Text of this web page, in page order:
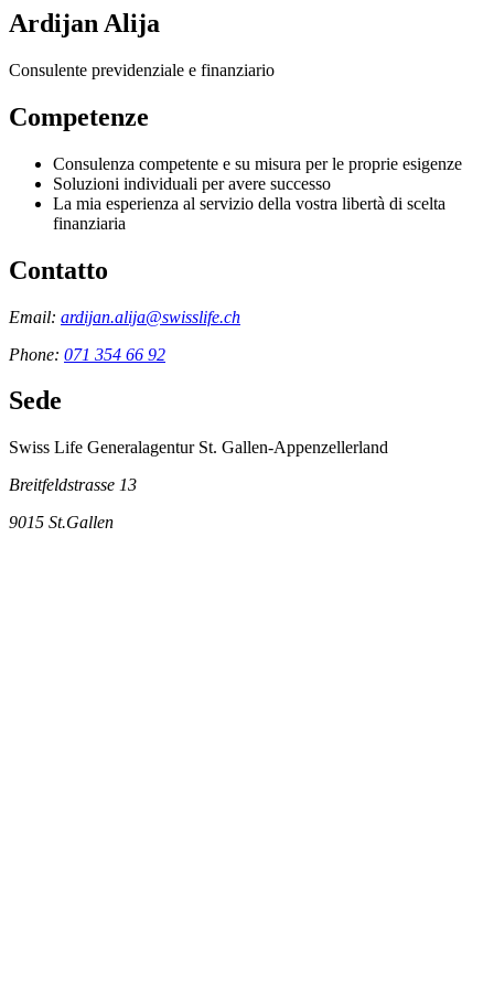
Ardijan Alija
Consulente previdenziale e finanziario
Competenze
Consulenza competente e su misura per le proprie esigenze
Soluzioni individuali per avere successo
La mia esperienza al servizio della vostra libertà di scelta
finanziaria
Contatto
Email: ardijan.alija@swisslife.ch
Phone: 071 354 66 92
Sede
Swiss Life Generalagentur St. Gallen-Appenzellerland
Breitfeldstrasse 13
9015 St.Gallen